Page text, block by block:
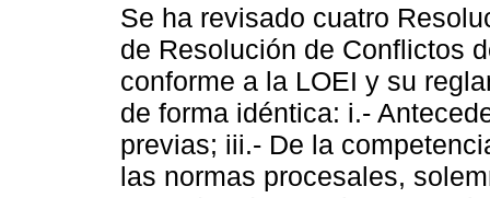
Se ha revisado cuatro
de Resolución de Conflictos
conforme a la LOEI y su
de forma idéntica: i.-
previas; iii.- De la
las normas procesales,